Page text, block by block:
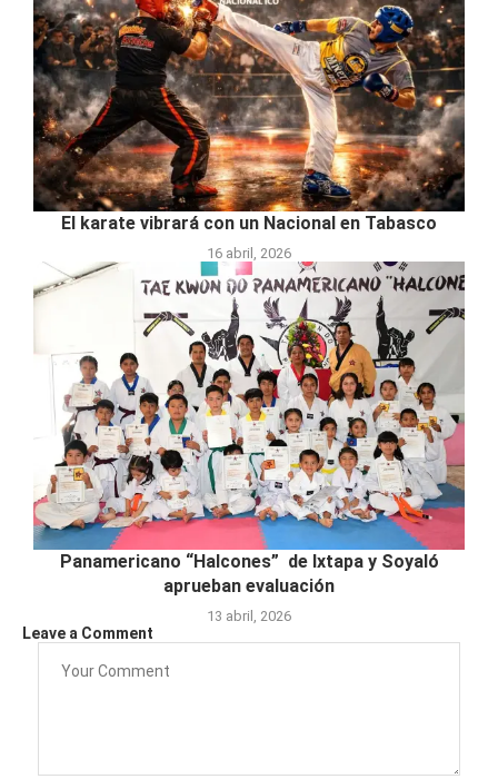
El karate vibrará con un Nacional en Tabasco
16 abril, 2026
Panamericano “Halcones” de Ixtapa y Soyaló
aprueban evaluación
13 abril, 2026
Leave a Comment